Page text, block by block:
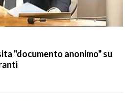
"documento anonimo" su